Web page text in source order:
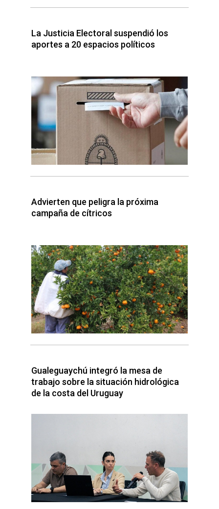
La Justicia Electoral suspendió los
aportes a 20 espacios políticos
Advierten que peligra la próxima
campaña de cítricos
Gualeguaychú integró la mesa de
trabajo sobre la situación hidrológica
de la costa del Uruguay